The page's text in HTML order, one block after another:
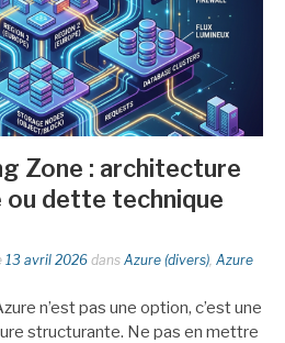
Zone : architecture
ou dette technique
13 avril 2026 dans Azure (divers) Azure
n’est pas une option, c’est une
structurante. Ne pas en mettre